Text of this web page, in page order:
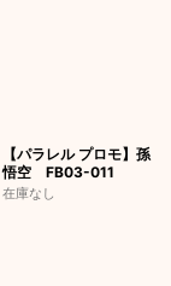
【パラレル プロモ】孫
悟空 FB03-011
在庫なし